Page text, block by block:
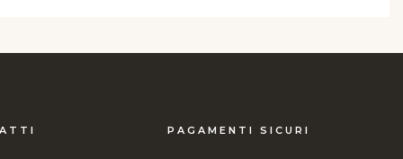
PAGAMENTI SICURI